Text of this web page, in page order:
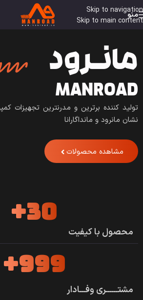
Skip to navigation
Skip to main content
منو
مانـرود
MANROAD
تولید کننده برترین و مدرنترین تجهیزات
نشان مانرود و مانداگارانا
مشاهده محصولات
30+
محصول با کیفیت
999+
مشتــــــری وفـــادار